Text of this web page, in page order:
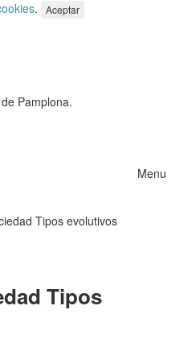
. Aceptar
Pamplona.
Menu
Tipos evolutivos
Tipos